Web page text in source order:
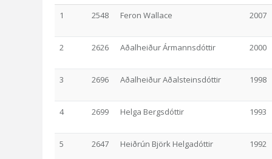
1
2548 Feron Wallace 2007
2 2626 Aðalheiður Ármannsdóttir 2000
3 2696 Aðalheiður Aðalsteinsdóttir 1998
4 2699 Helga Bergsdóttir 1993
5 2647 Heiðrún Björk Helgadóttir 1992